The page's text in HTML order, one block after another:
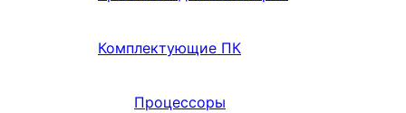
Комплектующие ПК
Процессоры